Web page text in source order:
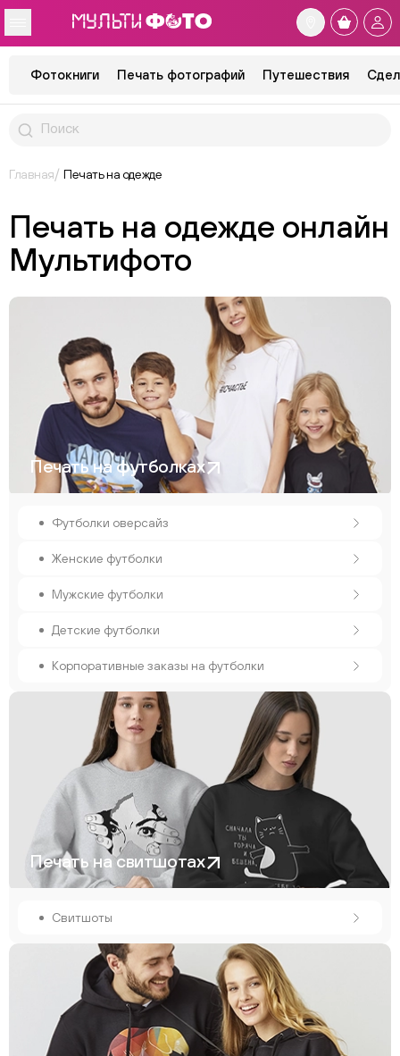
Фотокниги Печать фотографий Путешествия
Главная Печать на одежде
Печать на одежде онлайн
Мультифото
Печать на футболках
Футболки оверсайз
Женские футболки
Мужские футболки
Детские футболки
Корпоративные заказы на футболки
Печать на свитшотах
Свитшоты